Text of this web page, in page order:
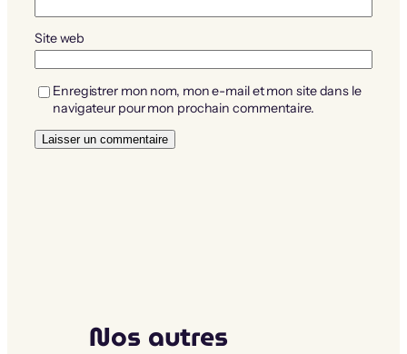
Site web
Enregistrer mon nom, mon e-mail et mon site dans le
navigateur pour mon prochain commentaire.
Nos autres